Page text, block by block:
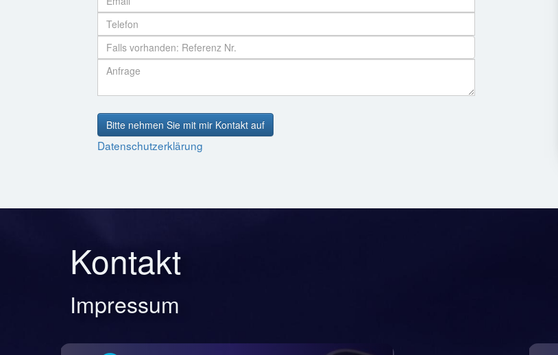
Bitte nehmen Sie mit mir Kontakt auf
Datenschutzerklärung
Kontakt
Impressum